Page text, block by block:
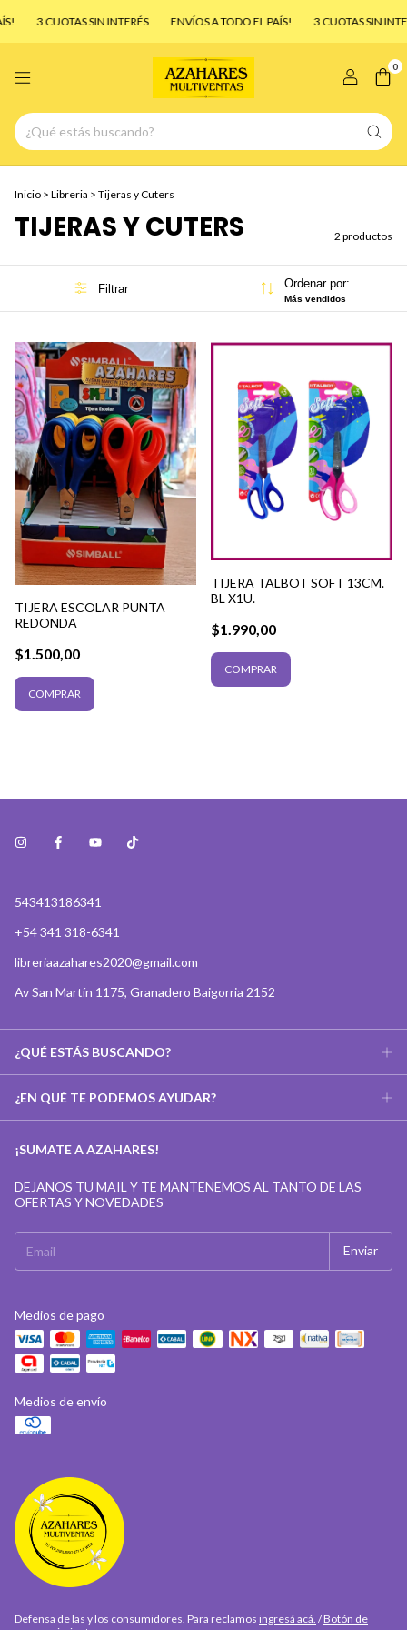
3 CUOTAS SIN INTERÉS ENVÍOS A TODO EL PAÍS! 3 CUOTAS SIN
0
Inicio > Libreria > Tijeras y Cuters
TIJERAS Y CUTERS 2 productos
Filtrar Ordenar por:
Más vendidos
TIJERA ESCOLAR PUNTA
REDONDA
$1.500,00
TIJERA TALBOT SOFT 13CM.
BL X1U.
$1.990,00
COMPRAR
543413186341
+54 341 318-6341
libreriaazahares2020@gmail.com
Av San Martín 1175, Granadero Baigorria 2152
¿QUÉ ESTÁS BUSCANDO?
¿EN QUÉ TE PODEMOS AYUDAR?
¡SUMATE A AZAHARES!
DEJANOS TU MAIL Y TE MANTENEMOS AL TANTO DE LAS
OFERTAS Y NOVEDADES
Medios de pago
Medios de envío
Defensa de las y los consumidores. Para reclamos ingresá acá. / Botón de